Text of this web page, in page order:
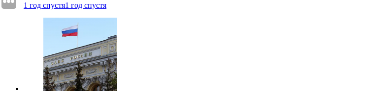
1 год спустя1 год спустя